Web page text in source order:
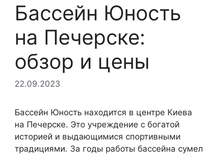
Бассейн Юность
на Печерске:
обзор и цены
22.09.2023
Бассейн Юность находится в центре Киева
на Печерске. Это учреждение с богатой
историей и выдающимися спортивными
традициями. За годы работы бассейна сумел